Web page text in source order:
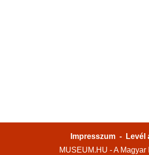
Impresszum -
Levél
MUSEUM.HU - A